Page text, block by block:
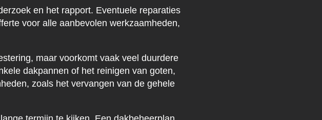
en het rapport. Eventuele reparaties
voor alle aanbevolen werkzaamheden,
maar voorkomt vaak veel duurdere
dakpannen of het reinigen van goten,
zoals het vervangen van de gehele